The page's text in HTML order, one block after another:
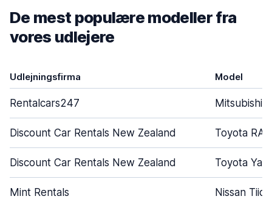
De mest populære modeller fra
vores udlejere
Udlejningsfirma Model
Rentalcars247 Mitsubishi
Discount Car Rentals New Zealand Toyota
Discount Car Rentals New Zealand Toyota
Mint Rentals Nissan Tiida